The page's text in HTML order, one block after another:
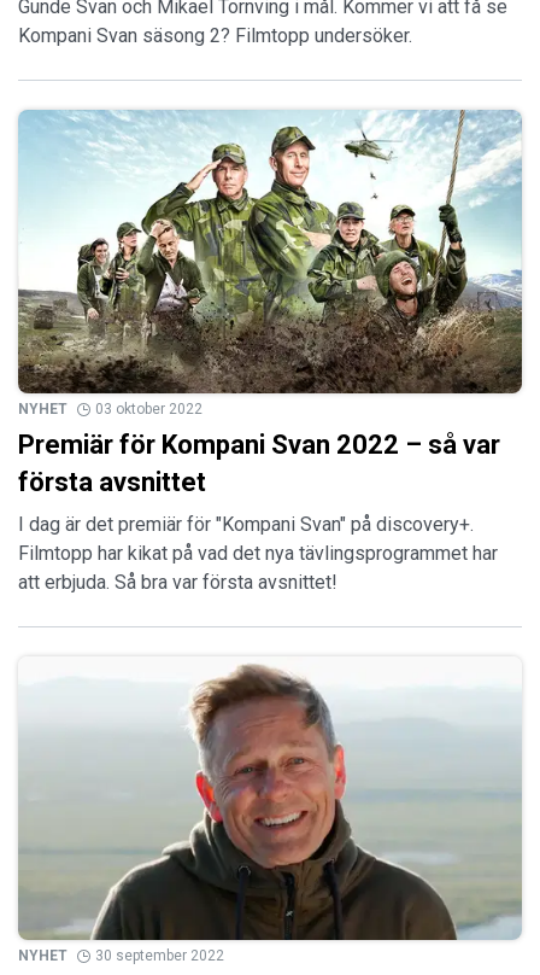
Gunde Svan och Mikael Tornving i mål. Kommer vi att få se
Kompani Svan säsong 2? Filmtopp undersöker.
NYHET 03 oktober 2022
Premiär för Kompani Svan 2022 – så var
första avsnittet
I dag är det premiär för "Kompani Svan" på discovery+.
Filmtopp har kikat på vad det nya tävlingsprogrammet har
att erbjuda. Så bra var första avsnittet!
NYHET 30 september 2022